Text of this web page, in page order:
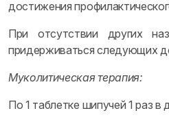
достижения
При отсутствии других
придерживаться следующих
Муколитическая терапия:
По 1 таблетке шипучей 1 раз в